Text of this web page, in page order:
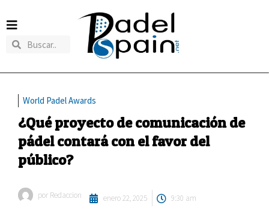
World Padel Awards
¿Qué proyecto de comunicación de
pádel contará con el favor del
público?
por Redaccion enero 22, 2025 9:30 am